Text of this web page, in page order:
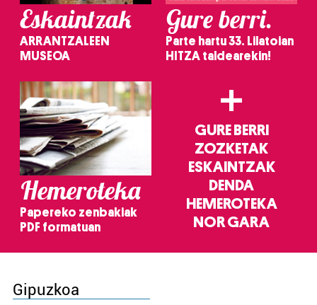
Eskaintzak
ARRANTZALEEN
MUSEOA
Gure berri.
Parte hartu 33. Lilatoian
HITZA taldearekin!
Hemeroteka
Papereko zenbakiak
PDF formatuan
+
GURE BERRI
ZOZKETAK
ESKAINTZAK
DENDA
HEMEROTEKA
NOR GARA
Gipuzkoa